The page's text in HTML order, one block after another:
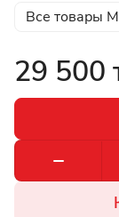
Все товары
29 500